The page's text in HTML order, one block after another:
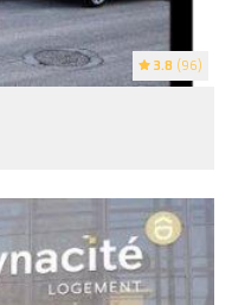
3.8 (96)